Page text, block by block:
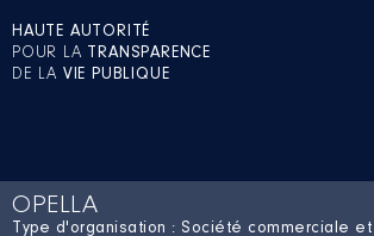
HAUTE AUTORITÉ
POUR LA TRANSPARENCE
DE LA VIE PUBLIQUE
OPELLA
Type d'organisation : Société commerciale